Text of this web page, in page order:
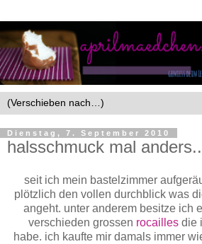
Dienstag, 7. September 2010
halsschmuck mal
seit ich mein bastelzimmer
plötzlich den vollen durchblick was
angeht. unter anderem besitze ich
verschieden grossen rocailles die
habe. ich kaufte mir damals immer